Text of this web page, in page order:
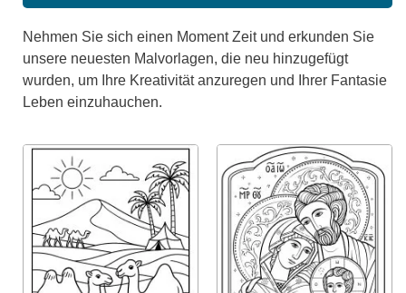
Nehmen Sie sich einen Moment Zeit und erkunden Sie
unsere neuesten Malvorlagen, die neu hinzugefügt
wurden, um Ihre Kreativität anzuregen und Ihrer Fantasie
Leben einzuhauchen.